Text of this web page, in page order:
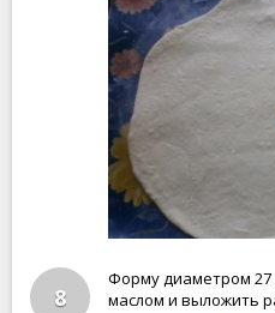
8
Форму диаметром 27
маслом и выложить